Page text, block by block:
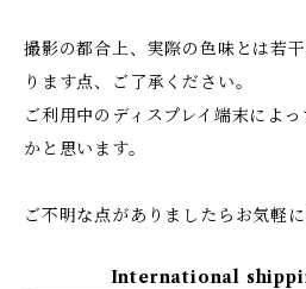
撮影の都合上、実際の色味とは若
ります点、ご了承ください。
ご利用中のディスプレイ端末によ
かと思います。
ご不明な点がありましたらお気軽
International